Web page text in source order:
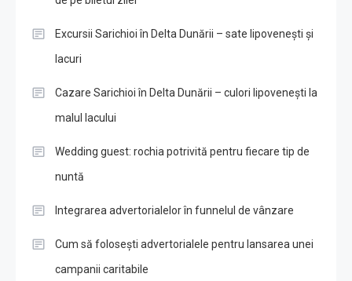
Excursii Sarichioi în Delta Dunării – sate lipovenești și
lacuri
Cazare Sarichioi în Delta Dunării – culori lipovenești la
malul lacului
Wedding guest: rochia potrivită pentru fiecare tip de
nuntă
Integrarea advertorialelor în funnelul de vânzare
Cum să folosești advertorialele pentru lansarea unei
campanii caritabile